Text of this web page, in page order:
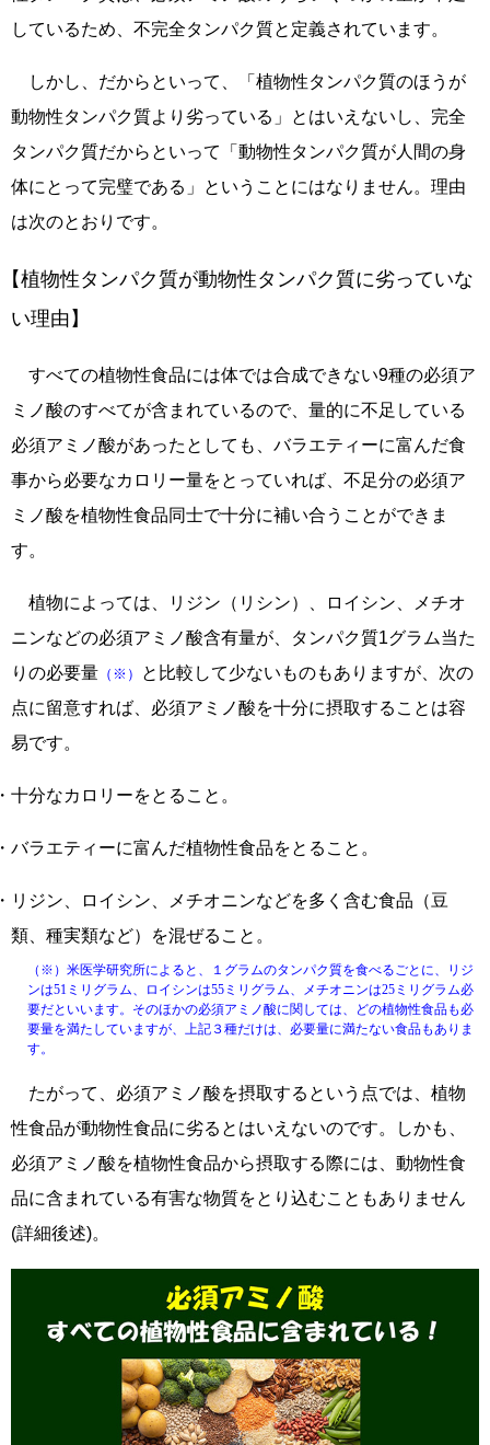
しているため、不完全タンパク質と定義されています。
しかし、だからといって、「植物性タンパク質のほうが
動物性タンパク質より劣っている」とはいえないし、完全
タンパク質だからといって「動物性タンパク質が人間の身
体にとって完璧である」ということにはなりません。理由
は次のとおりです。
【植物性タンパク質が動物性タンパク質に劣っていな
い理由】
すべての植物性食品には体では合成できない9種の必須ア
ミノ酸のすべてが含まれているので、量的に不足している
必須アミノ酸があったとしても、バラエティーに富んだ食
事から必要なカロリー量をとっていれば、不足分の必須ア
ミノ酸を植物性食品同士で十分に補い合うことができま
す。
植物によっては、リジン（リシン）、ロイシン、メチオ
ニンなどの必須アミノ酸含有量が、タンパク質1グラム当た
りの必要量 （※）
と比較して少ないものもありますが、次の
点に留意すれば、必須アミノ酸を十分に摂取することは容
易です。
十分なカロリーをとること。
バラエティーに富んだ植物性食品をとること。
リジン、ロイシン、メチオニンなどを多く含む食品（豆
類、種実類など）を混ぜること。
（※）米医学研究所によると、１グラムのタンパク質を食べるごとに、リジ
ンは51ミリグラム、ロイシンは55ミリグラム、メチオニンは25ミリグラム必
要だといいます。そのほかの必須アミノ酸に関しては、どの植物性食品も必
要量を満たしていますが、上記３種だけは、必要量に満たない食品もありま
す。
たがって、必須アミノ酸を摂取するという点では、植物
性食品が動物性食品に劣るとはいえないのです。しかも、
必須アミノ酸を植物性食品から摂取する際には、動物性食
品に含まれている有害な物質をとり込むこともありません
(詳細後述)。